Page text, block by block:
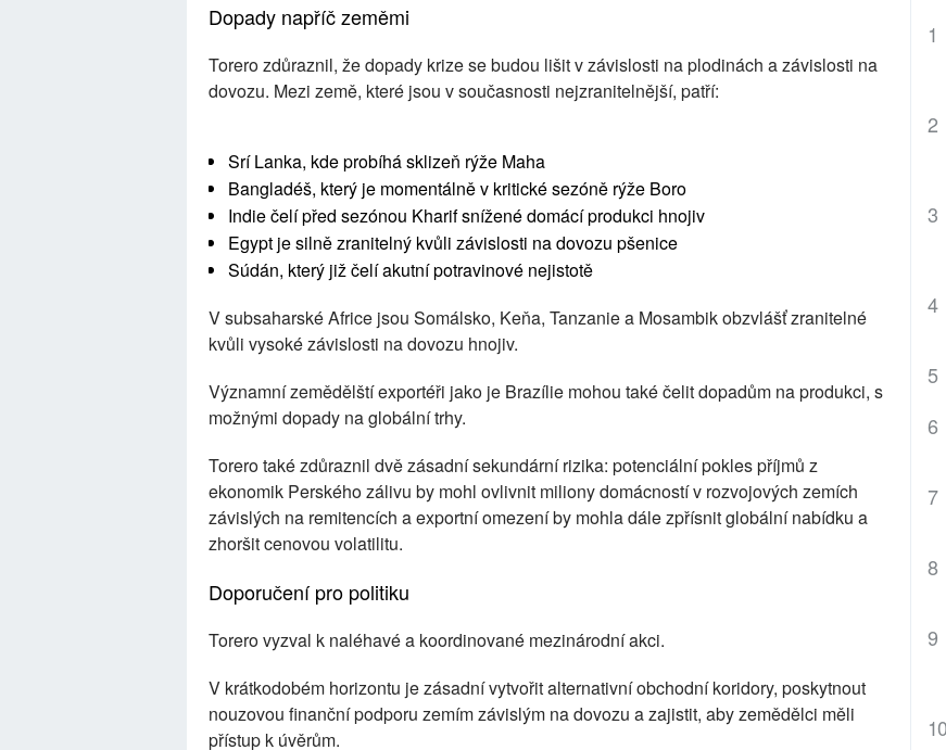
Dopady napříč zeměmi
Torero zdůraznil, že dopady krize se budou lišit v závislosti na plodinách a závislosti na
dovozu. Mezi země, které jsou v současnosti nejzranitelnější, patří:
Srí Lanka, kde probíhá sklizeň rýže Maha
Bangladéš, který je momentálně v kritické sezóně rýže Boro
Indie čelí před sezónou Kharif snížené domácí produkci hnojiv
Egypt je silně zranitelný kvůli závislosti na dovozu pšenice
Súdán, který již čelí akutní potravinové nejistotě
V subsaharské Africe jsou Somálsko, Keňa, Tanzanie a Mosambik obzvlášť zranitelné
kvůli vysoké závislosti na dovozu hnojiv.
Významní zemědělští exportéři jako je Brazílie mohou také čelit dopadům na produkci, s
možnými dopady na globální trhy.
Torero také zdůraznil dvě zásadní sekundární rizika: potenciální pokles příjmů z
ekonomik Perského zálivu by mohl ovlivnit miliony domácností v rozvojových zemích
závislých na remitencích a exportní omezení by mohla dále zpřísnit globální nabídku a
zhoršit cenovou volatilitu.
Doporučení pro politiku
Torero vyzval k naléhavé a koordinované mezinárodní akci.
V krátkodobém horizontu je zásadní vytvořit alternativní obchodní koridory, poskytnout
nouzovou finanční podporu zemím závislým na dovozu a zajistit, aby zemědělci měli
přístup k úvěrům.